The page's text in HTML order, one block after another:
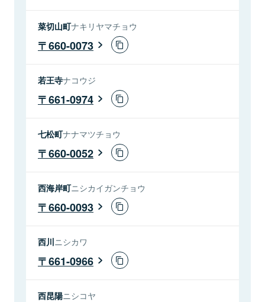
菜切山町ナキリヤマチョウ
660-0073
若王寺ナコウジ
661-0974
七松町ナナマツチョウ
660-0052
西海岸町ニシカイガンチョウ
660-0093
西川ニシカワ
661-0966
西昆陽ニシコヤ